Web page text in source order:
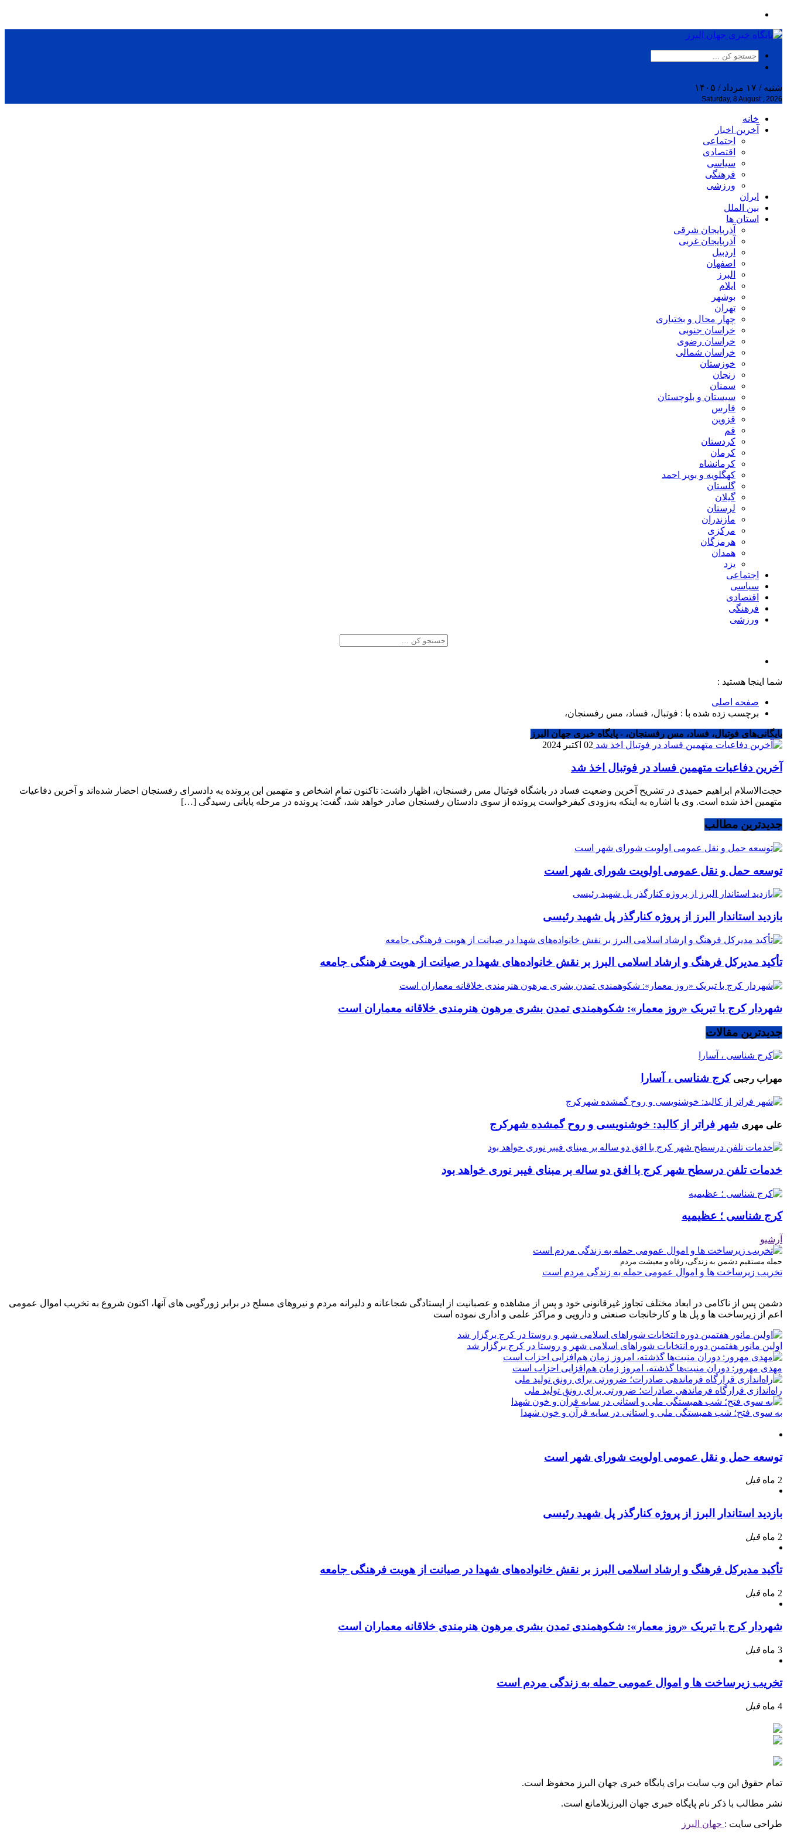
شنبه / ۱۷ مرداد / ۱۴۰۵
Saturday, 8 August , 2026
خانه
آخرین اخبار
اجتماعی
اقتصادی
سیاسی
فرهنگی
ورزشی
ایران
بین الملل
استان ها
آذربایجان شرقی
آذربایجان غربی
اردبیل
اصفهان
البرز
ایلام
بوشهر
تهران
چهار محال و بختیاری
خراسان جنوبی
خراسان رضوی
خراسان شمالی
خوزستان
زنجان
سمنان
سیستان و بلوچستان
فارس
قزوین
قم
کردستان
کرمان
کرمانشاه
کهگلویه و بویر احمد
گلستان
گیلان
لرستان
مازندران
مرکزی
هرمزگان
همدان
یزد
اجتماعی
سیاسی
اقتصادی
فرهنگی
ورزشی
شما اینجا هستید :
صفحه اصلی
برچسب زده شده با : فوتبال، فساد، مس رفسنجان،
بایگانی‌های فوتبال، فساد، مس رفسنجان، - پایگاه خبری جهان البرز
02 اکتبر 2024
آخرین دفاعیات متهمین فساد در فوتبال اخذ شد
حجت‌الاسلام ابراهیم حمیدی در تشریح آخرین وضعیت فساد در باشگاه فوتبال مس رفسنجان، اظهار داشت: تاکنون تمام اشخاص و متهمین این پرونده به دادسرای رفسنجان احضار شده‌اند و آخرین دفاعیات
متهمین اخذ شده است. وی با اشاره به اینکه به‌زودی کیفرخواست پرونده از سوی دادستان رفسنجان صادر خواهد شد، گفت: پرونده در مرحله پایانی رسیدگی […]
جدیدترین مطالب
توسعه حمل و نقل عمومی اولویت شورای شهر است
بازدید استاندار البرز از پروژه کنارگذر پل شهید رئیسی
تأکید مدیرکل فرهنگ و ارشاد اسلامی البرز بر نقش خانواده‌های شهدا در صیانت از هویت فرهنگی جامعه
شهردار کرج با تبریک «روز معمار»: شکوهمندی تمدن بشری مرهون هنرمندی خلاقانه معماران است
جدیدترین مقالات
مهراب رجبی کرج شناسی ، آسارا
علی مهری شهر فراتر از کالبد: خوشنویسی و روح گمشده شهرکرج
خدمات تلفن درسطح شهر کرج با افق دو ساله بر مبنای فیبر نوری خواهد بود
کرج شناسی ؛ عظیمیه
آرشیو
حمله مستقیم دشمن به زندگی، رفاه و معیشت مردم
تخریب زیرساخت ها و اموال عمومی حمله به زندگی مردم است
دشمن پس از ناکامی در ابعاد مختلف تجاوز غیرقانونی خود و پس از مشاهده و عصبانیت از ایستادگی شجاعانه و دلیرانه مردم و نیروهای مسلح در برابر زورگویی های آنها، اکنون شروع به تخریب اموال عمومی
اعم از زیرساخت ها و پل ها و کارخانجات صنعتی و دارویی و مراکز علمی و اداری نموده است
اولین مانور هفتمین دوره انتخابات شوراهای اسلامی شهر و روستا در کرج برگزار شد
مهدی مهرور: دوران منیت‌ها گذشته، امروز زمان هم‌افزایی احزاب است
راه‌اندازی قرارگاه فرماندهی صادرات؛ ضرورتی برای رونق تولید ملی
به سوی فتح؛ شب همبستگی ملی و استانی در سایه قرآن و خون شهدا
توسعه حمل و نقل عمومی اولویت شورای شهر است
2 ماه قبل
بازدید استاندار البرز از پروژه کنارگذر پل شهید رئیسی
2 ماه قبل
تأکید مدیرکل فرهنگ و ارشاد اسلامی البرز بر نقش خانواده‌های شهدا در صیانت از هویت فرهنگی جامعه
2 ماه قبل
شهردار کرج با تبریک «روز معمار»: شکوهمندی تمدن بشری مرهون هنرمندی خلاقانه معماران است
3 ماه قبل
تخریب زیرساخت ها و اموال عمومی حمله به زندگی مردم است
4 ماه قبل
تمام حقوق این وب سایت برای پایگاه خبری جهان البرز محفوظ است.
نشر مطالب با ذکر نام پایگاه خبری جهان البرزبلامانع است.
طراحی سایت : جهان البرز